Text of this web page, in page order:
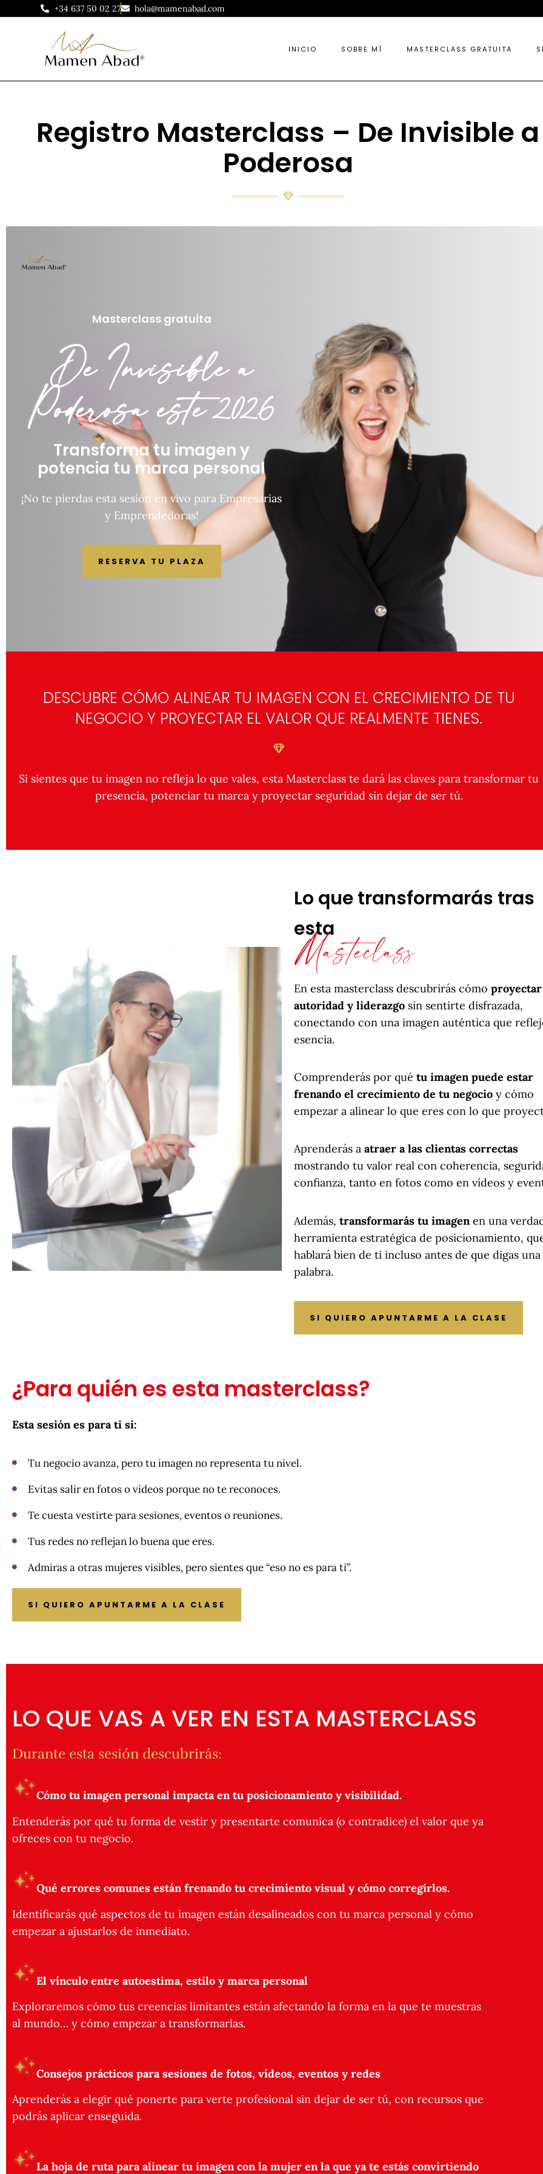
+34 637 50 02 27 hola@mamenabad.com
INICIO SOBRE MÍ MASTERCLASS GRATUITA
Registro Masterclass – De Invisible a
Poderosa
Masterclass gratuita
De Invisible a
Poderosa este 2026
Transforma tu imagen y
potencia tu marca personal
¡No te pierdas esta sesión en vivo para Empresarias
y Emprendedoras!
RESERVA TU PLAZA
DESCUBRE CÓMO ALINEAR TU IMAGEN CON EL CRECIMIENTO DE TU
NEGOCIO Y PROYECTAR EL VALOR QUE REALMENTE TIENES.
Si sientes que tu imagen no refleja lo que vales, esta Masterclass te dará las claves para transformar tu
presencia, potenciar tu marca y proyectar seguridad sin dejar de ser tú.
Lo que transformarás tras
esta
Masteclass
En esta masterclass descubrirás cómo proyectar
autoridad y liderazgo sin sentirte disfrazada,
conectando con una imagen auténtica que
esencia.
Comprenderás por qué tu imagen puede estar
frenando el crecimiento de tu negocio y cómo
empezar a alinear lo que eres con lo que
Aprenderás a atraer a las clientas correctas
mostrando tu valor real con coherencia,
confianza, tanto en fotos como en vídeos y
Además, transformarás tu imagenen una
herramienta estratégica de posicionamiento,
hablará bien de ti incluso antes de que digas una
palabra.
SI QUIERO APUNTARME A LA CLASE
¿Para quién es esta masterclass?
Esta sesión es para ti si:
Tu negocio avanza, pero tu imagen no representa tu nivel.
Evitas salir en fotos o vídeos porque no te reconoces.
Te cuesta vestirte para sesiones, eventos o reuniones.
Tus redes no reflejan lo buena que eres.
Admiras a otras mujeres visibles, pero sientes que “eso no es para ti”.
SI QUIERO APUNTARME A LA CLASE
LO QUE VAS A VER EN ESTA MASTERCLASS
Durante esta sesión descubrirás:
Cómo tu imagen personal impacta en tu posicionamiento y visibilidad.
Entenderás por qué tu forma de vestir y presentarte comunica (o contradice) el valor que ya
ofreces con tu negocio.
Qué errores comunes están frenando tu crecimiento visual y cómo corregirlos.
Identificarás qué aspectos de tu imagen están desalineados con tu marca personal y cómo
empezar a ajustarlos de inmediato.
El vínculo entre autoestima, estilo y marca personal
Exploraremos cómo tus creencias limitantes están afectando la forma en la que te muestras
al mundo… y cómo empezar a transformarlas.
Consejos prácticos para sesiones de fotos, vídeos, eventos y redes
Aprenderás a elegir qué ponerte para verte profesional sin dejar de ser tú, con recursos que
podrás aplicar enseguida.
La hoja de ruta para alinear tu imagen con la mujer en la que ya te estás convirtiendo